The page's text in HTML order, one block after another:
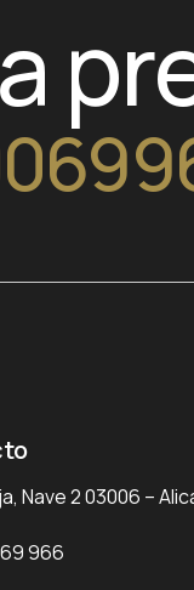
Nave 2 03006 –
966